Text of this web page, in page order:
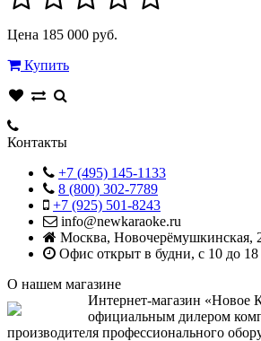
Цена 185 000 руб.
Купить
Контакты
+7 (495) 145-1133
8 (800) 302-7789
+7 (925) 501-8243
info@newkaraoke.ru
Москва, Новочерёмушкинская,
Офис открыт в будни, с 10 до 18
О нашем магазине
Интернет-магазин «Новое
официальным дилером
производителя профессионального